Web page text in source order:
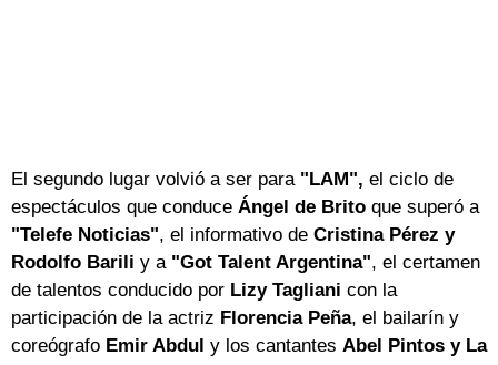
El segundo lugar volvió a ser para "LAM", el ciclo de
espectáculos que conduce Ángel de Brito que superó a
"Telefe Noticias", el informativo de Cristina Pérez y
Rodolfo Barili y a "Got Talent Argentina", el certamen
de talentos conducido por Lizy Tagliani con la
participación de la actriz Florencia Peña, el bailarín y
coreógrafo Emir Abdul y los cantantes Abel Pintos y La